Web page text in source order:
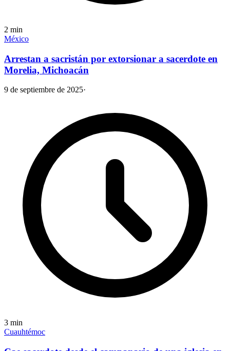
2 min
México
Arrestan a sacristán por extorsionar a sacerdote en
Morelia, Michoacán
9 de septiembre de 2025·
3 min
Cuauhtémoc